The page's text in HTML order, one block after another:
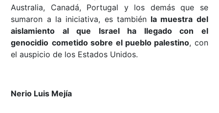
Australia, Canadá, Portugal y los demás que se
sumaron a la iniciativa, es también la muestra del
aislamiento al que Israel ha llegado con el
genocidio cometido sobre el pueblo palestino, con
el auspicio de los Estados Unidos.
Nerio Luis Mejía